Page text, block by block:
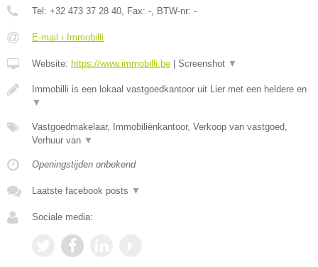
Tel: +32 473 37 28 40, Fax: -, BTW-nr: -
E-mail › Immobilli
Website: https://www.immobilli.be Screenshot ▼
Immobilli is een lokaal vastgoedkantoor uit Lier met een heldere en
▼
Vastgoedmakelaar, Immobiliënkantoor, Verkoop van vastgoed,
Verhuur van ▼
Openingstijden onbekend
Laatste facebook posts ▼
Sociale media: